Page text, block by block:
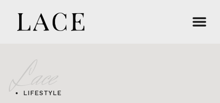
Lace
LIFESTYLE